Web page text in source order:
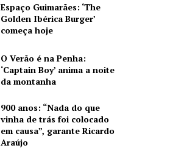
Espaço Guimarães: ‘The
Golden Ibérica Burger’
começa hoje
O Verão é na Penha:
‘Captain Boy’ anima a noite
da montanha
900 anos: “Nada do que
vinha de trás foi colocado
em causa”, garante Ricardo
Araújo